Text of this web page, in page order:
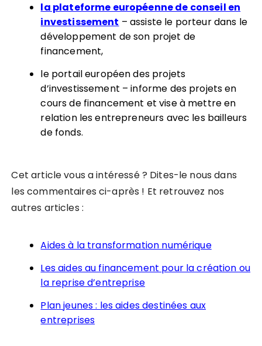
la plateforme européenne de conseil en
investissement – assiste le porteur dans le
développement de son projet de
financement,
le portail européen des projets
d’investissement – informe des projets en
cours de financement et vise à mettre en
relation les entrepreneurs avec les bailleurs
de fonds.
Cet article vous a intéressé ? Dites-le nous dans
les commentaires ci-après ! Et retrouvez nos
autres articles :
Aides à la transformation numérique
Les aides au financement pour la création ou
la reprise d’entreprise
Plan jeunes : les aides destinées aux
entreprises